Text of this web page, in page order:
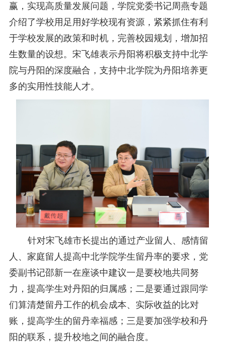
赢，实现高质量发展问题，学院党委书记周燕专题
介绍了学校用足用好学校现有资源，紧紧抓住有利
于学校发展的政策和时机，完善校园规划，增加招
生数量的设想 。 宋飞雄表示丹阳将积极支持中北学
院与丹阳的深度融合，支持中北学院为丹阳培养更
多的实用性技能人才。
针对宋飞雄市长提出的通过产业留人、感情留
人、家庭留人提高中北学院学生留丹率的要求，党
委副书记邵新一在座谈中建议一是要校地共同努
力，提高学生对丹阳 的归属感； 二是要通过跟同学
们算清楚留丹工作的机会成本、 实际收益的比对
账，提高学生的留丹幸福感；三是要加强学校和丹
阳的联系，提升校地之间的融合度。